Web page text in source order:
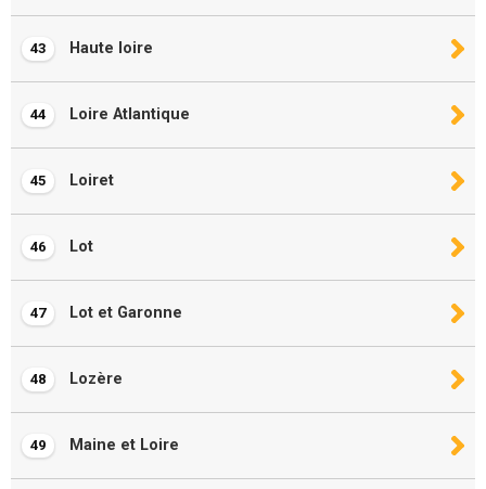
43 Haute loire
44 Loire Atlantique
45 Loiret
46 Lot
47 Lot et Garonne
48 Lozère
49 Maine et Loire